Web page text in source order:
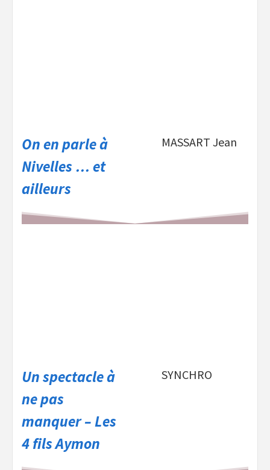
On en parle à
Nivelles … et
ailleurs
MASSART Jean
Un spectacle à
ne pas
manquer – Les
4 fils Aymon
SYNCHRO